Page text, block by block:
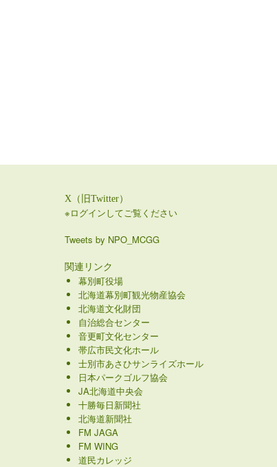
X（旧Twitter）
※ログインしてご覧ください
Tweets by NPO_MCGG
関連リンク
幕別町役場
北海道幕別町観光物産協会
北海道文化財団
自治総合センター
音更町文化センター
帯広市民文化ホール
士別市あさひサンライズホール
日本パークゴルフ協会
JA北海道中央会
十勝毎日新聞社
北海道新聞社
FM JAGA
FM WING
道民カレッジ